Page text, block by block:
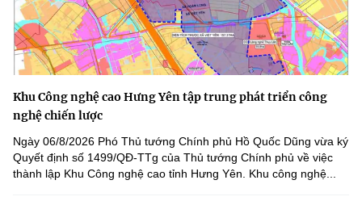
Khu Công nghệ cao Hưng Yên tập trung phát triển công
nghệ chiến lược
Ngày 06/8/2026 Phó Thủ tướng Chính phủ Hồ Quốc Dũng vừa ký
Quyết định số 1499/QĐ-TTg của Thủ tướng Chính phủ về việc
thành lập Khu Công nghệ cao tỉnh Hưng Yên. Khu công nghệ...